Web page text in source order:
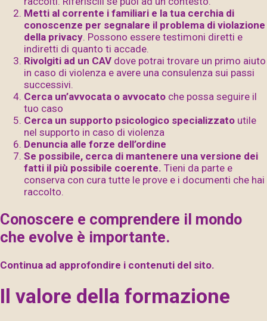
Metti al corrente i familiari e la tua cerchia di
conoscenze per segnalare il problema di violazione
della privacy. Possono essere testimoni diretti e
indiretti di quanto ti accade.
Rivolgiti ad un CAV dove potrai trovare un primo aiuto
in caso di violenza e avere una consulenza sui passi
successivi.
Cerca un’avvocata o avvocato che possa seguire il
tuo caso
Cerca un supporto psicologico specializzato utile
nel supporto in caso di violenza
Denuncia alle forze dell’ordine
Se possibile, cerca di mantenere una versione dei
fatti il più possibile coerente. Tieni da parte e
conserva con cura tutte le prove e i documenti che hai
raccolto.
Conoscere e comprendere il mondo
che evolve è importante.
Continua ad approfondire i contenuti del sito.
Il valore della formazione